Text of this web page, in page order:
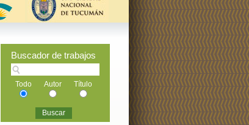
Buscador de trabajos
Todo Autor Título